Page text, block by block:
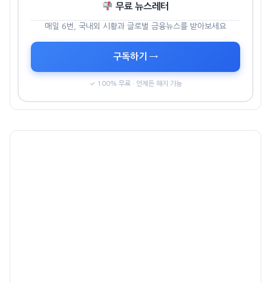
무료 뉴스레터
매일 6번, 국내외 시황과 글로벌 금융뉴스를 받아보세요
구독하기 →
✓ 100% 무료 · 언제든 해지 가능